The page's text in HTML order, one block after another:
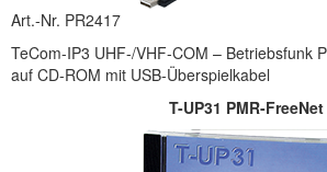
Art.-Nr. PR2417
TeCom-IP3 UHF-/VHF-COM – Betriebsfunk
auf CD-ROM mit USB-Überspielkabel
T-UP31 PMR-FreeNet